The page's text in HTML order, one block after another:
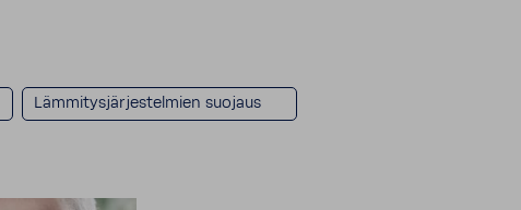
Lämmitysjärjestelmien suojaus